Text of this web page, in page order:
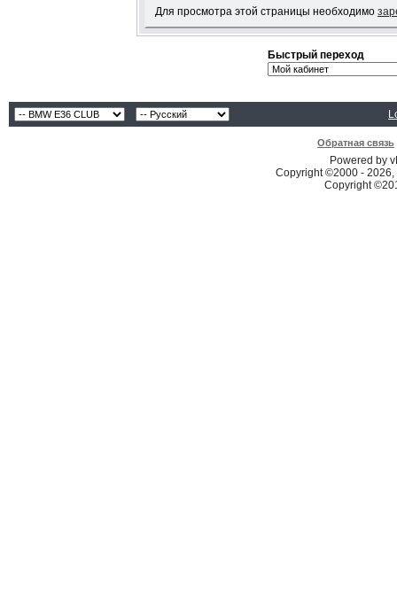
Для просмотра этой страницы необходимо
Быстрый переход
Обратная связь
Powered by
Copyright ©2000 -
Copyright